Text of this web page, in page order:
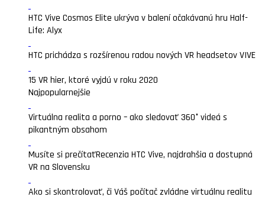
HTC Vive Cosmos Elite ukrýva v balení očakávanú hru Half-
Life: Alyx
HTC prichádza s rozšírenou radou nových VR headsetov VIVE
15 VR hier, ktoré vyjdú v roku 2020
Najpopularnejšie
Virtuálna realita a porno – ako sledovať 360° videá s
pikantným obsahom
Musíte si prečítaťRecenzia HTC Vive, najdrahšia a dostupná
VR na Slovensku
Ako si skontrolovať, či Váš počítač zvládne virtuálnu realitu